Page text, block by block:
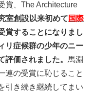
賞、The Architecture
室創設以来初めて 国際
賞することになりまし
リ症候群の少年のニー
評価されました。 馬淵
連の受賞に恥じること
引き続き継続してまい